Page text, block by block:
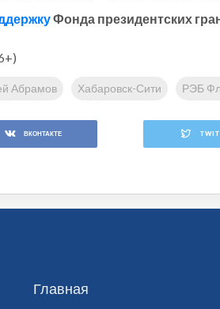
Фонда президентских
Абрамов Хабаровск-Сити РЭБ
ВКОНТАКТЕ
Главная